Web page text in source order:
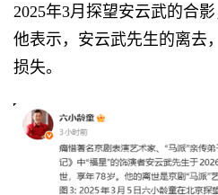
2025年3月探望安云武的合
他表示，安云武先生的离去
损失。